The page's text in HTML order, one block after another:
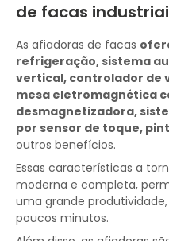
de facas
As afiadoras de facas
refrigeração, sistema
vertical, controlador de
mesa eletromagnética
desmagnetizadora,
por sensor de toque,
outros benefícios.
Essas características a
moderna e completa,
uma grande
poucos minutos.